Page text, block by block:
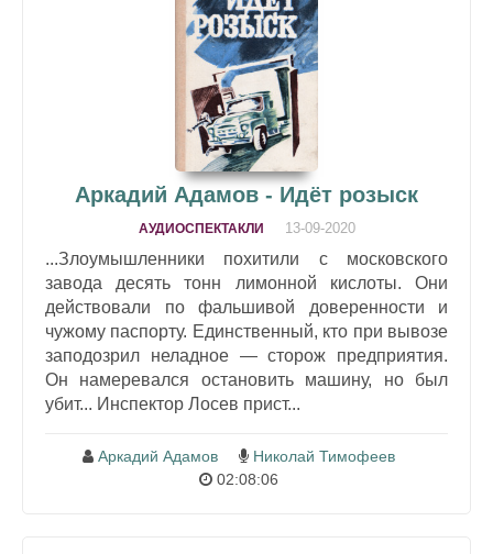
Аркадий Адамов - Идёт розыск
АУДИОСПЕКТАКЛИ 13-09-2020
...Злоумышленники похитили с московского
завода десять тонн лимонной кислоты. Они
действовали по фальшивой доверенности и
чужому паспорту. Единственный, кто при вывозе
заподозрил неладное — сторож предприятия.
Он намеревался остановить машину, но был
убит... Инспектор Лосев прист...
Аркадий Адамов
Николай Тимофеев
02:08:06